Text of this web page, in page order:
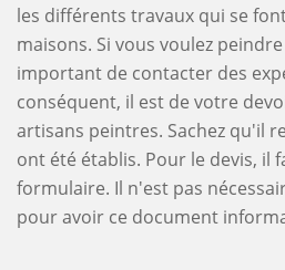
les différents travaux qui se
maisons. Si vous voulez
important de contacter des
conséquent, il est de votre
artisans peintres. Sachez qu'il
ont été établis. Pour le devis, il
formulaire. Il n'est pas
pour avoir ce document